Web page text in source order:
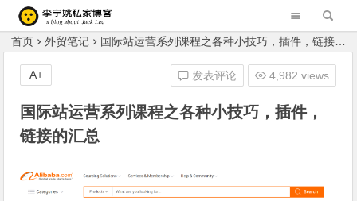
李宁姚的私家博客 Blog of Liningyao(Jack Lee)
首页 外贸笔记 国际站运营系列课程之各种小技巧，插件，链接的汇总
国际站运营系列课程之各种小技巧，插件，
链接的汇总
发表评论 4,982 views
A+